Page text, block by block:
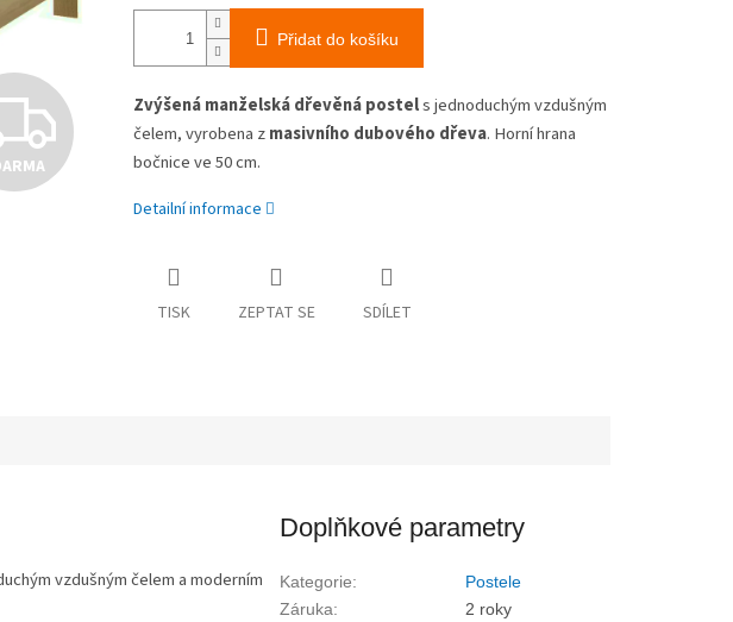
Z
D
Přidat do košíku
Zvýšená manželská dřevěná postels jednoduchým vzdušným
čelem, vyrobena zmasivního dubového dřeva. Horní hrana
bočnice ve 50 cm.
Detailní informace
TISK ZEPTAT SE SDÍLET
vzdušným čelem a moderním
Doplňkové parametry
Kategorie:
Postele
Záruka:
2 roky